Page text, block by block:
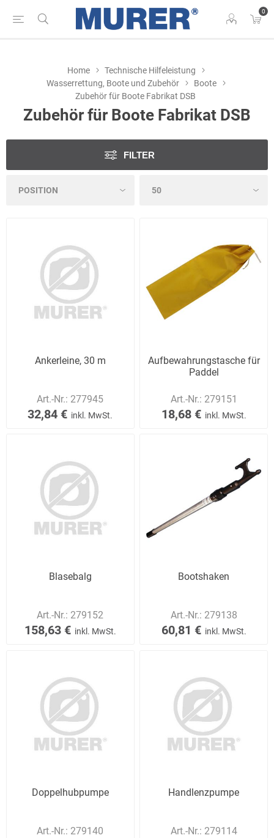
0
Home
Technische Hilfeleistung
Wasserrettung, Boote und Zubehör
Boote
Zubehör für Boote Fabrikat DSB
Zubehör für Boote Fabrikat DSB
FILTER
Ankerleine, 30 m
Art.-Nr.: 277945
32,84 € inkl. MwSt.
Aufbewahrungstasche für
Paddel
Art.-Nr.: 279151
18,68 € inkl. MwSt.
Blasebalg
Art.-Nr.: 279152
158,63 € inkl. MwSt.
Bootshaken
Art.-Nr.: 279138
60,81 € inkl. MwSt.
Doppelhubpumpe
Art.-Nr.: 279140
Handlenzpumpe
Art.-Nr.: 279114